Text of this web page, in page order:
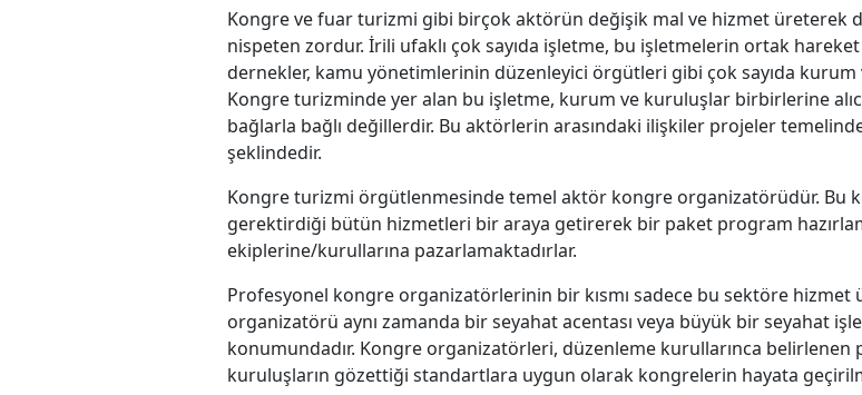
Kongre ve fuar turizmi gibi birçok aktörün değişik mal ve hizmet üreterek
nispeten zordur. İrili ufaklı çok sayıda işletme, bu işletmelerin ortak
dernekler, kamu yönetimlerinin düzenleyici örgütleri gibi çok sayıda
Kongre turizminde yer alan bu işletme, kurum ve kuruluşlar birbirlerine
bağlarla bağlı değillerdir. Bu aktörlerin arasındaki ilişkiler projeler
şeklindedir.
Kongre turizmi örgütlenmesinde temel aktör kongre organizatörüdür. Bu
gerektirdiği bütün hizmetleri bir araya getirerek bir paket program
ekiplerine/kurullarına pazarlamaktadırlar.
Profesyonel kongre organizatörlerinin bir kısmı sadece bu sektöre hizmet
organizatörü aynı zamanda bir seyahat acentası veya büyük bir seyahat
konumundadır. Kongre organizatörleri, düzenleme kurullarınca belirlenen
kuruluşların gözettiği standartlara uygun olarak kongrelerin hayata